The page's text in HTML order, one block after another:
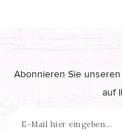
Abonnieren Sie
auf